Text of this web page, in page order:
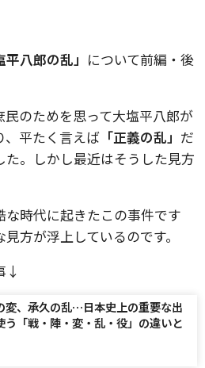
平八郎の乱」 について前編・後
民のためを思って大塩平八郎が
、平たく言えば 「正義の乱」 だ
た。しかし最近はそうした見方
時代に起きたこの事件です
方が浮上しているのです。
↓
変、承久の乱…日本史上の重要な出
う「戦・陣・変・乱・役」の違いと